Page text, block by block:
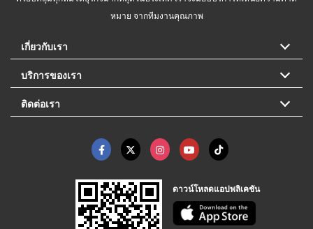
หมาย จากทีมงานคุณภาพ
เกี่ยวกับเรา
บริการของเรา
ติดต่อเรา
ดาวน์โหลดแอปพลิเคชัน